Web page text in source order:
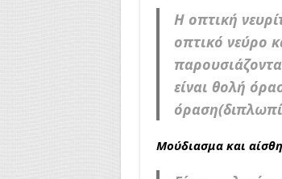
Η οπτική
οπτικό νεύρο
είναι θολή
Μούδιασμα και